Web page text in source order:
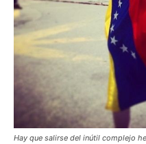
Hay que salirse del inútil complejo